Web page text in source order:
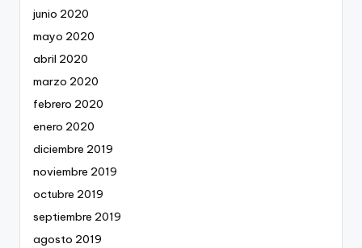
junio 2020
mayo 2020
abril 2020
marzo 2020
febrero 2020
enero 2020
diciembre 2019
noviembre 2019
octubre 2019
septiembre 2019
agosto 2019